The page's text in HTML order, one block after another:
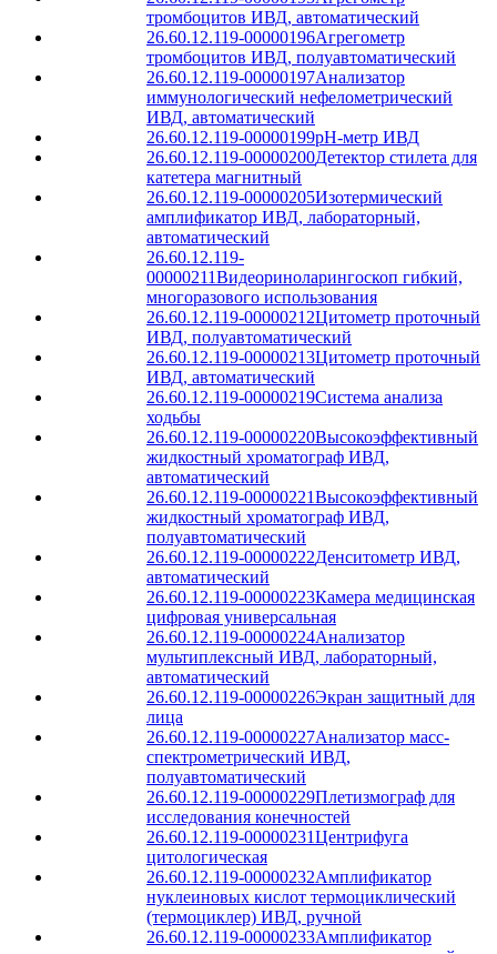
тромбоцитов ИВД, автоматический
26.60.12.119-00000196Агрегометр
тромбоцитов ИВД, полуавтоматический
26.60.12.119-00000197Анализатор
иммунологический нефелометрический
ИВД, автоматический
26.60.12.119-00000199pH-метр ИВД
26.60.12.119-00000200Детектор стилета для
катетера магнитный
26.60.12.119-00000205Изотермический
амплификатор ИВД, лабораторный,
автоматический
26.60.12.119-
00000211Видеориноларингоскоп гибкий,
многоразового использования
26.60.12.119-00000212Цитометр проточный
ИВД, полуавтоматический
26.60.12.119-00000213Цитометр проточный
ИВД, автоматический
26.60.12.119-00000219Система анализа
ходьбы
26.60.12.119-00000220Высокоэффективный
жидкостный хроматограф ИВД,
автоматический
26.60.12.119-00000221Высокоэффективный
жидкостный хроматограф ИВД,
полуавтоматический
26.60.12.119-00000222Денситометр ИВД,
автоматический
26.60.12.119-00000223Камера медицинская
цифровая универсальная
26.60.12.119-00000224Анализатор
мультиплексный ИВД, лабораторный,
автоматический
26.60.12.119-00000226Экран защитный для
лица
26.60.12.119-00000227Анализатор масс-
спектрометрический ИВД,
полуавтоматический
26.60.12.119-00000229Плетизмограф для
исследования конечностей
26.60.12.119-00000231Центрифуга
цитологическая
26.60.12.119-00000232Амплификатор
нуклеиновых кислот термоциклический
(термоциклер) ИВД, ручной
26.60.12.119-00000233Амплификатор